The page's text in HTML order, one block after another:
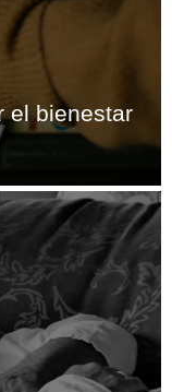
el bienestar